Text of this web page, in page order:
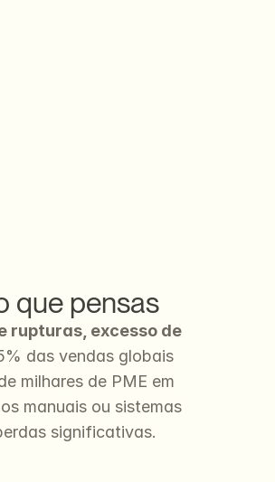
que pensas
das vendas globais
milhares de PME em
manuais ou sistemas
significativas.